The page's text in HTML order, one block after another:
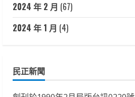
2024 年 2 月 (67)
2024 年 1 月 (4)
民正新聞